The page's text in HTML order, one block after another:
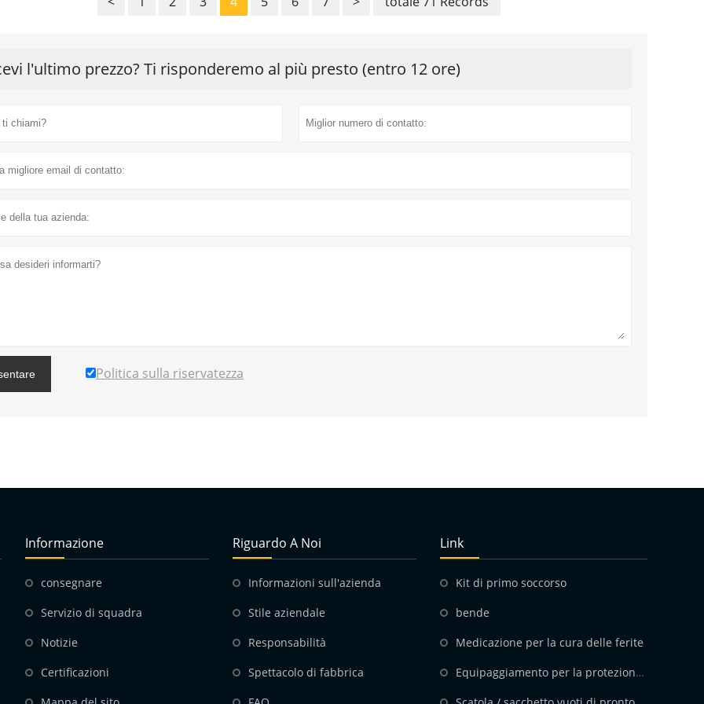
l'ultimo prezzo? Ti risponderemo al più presto (entro 12 ore)
Politica sulla riservatezza
Informazione
consegnare
Servizio di squadra
Notizie
Certificazioni
Riguardo A Noi
Informazioni sull'azienda
Stile aziendale
Responsabilità
Spettacolo di fabbrica
Link
Kit di primo soccorso
bende
Medicazione per la cura delle ferite
Equipaggiamento per la protezione personale